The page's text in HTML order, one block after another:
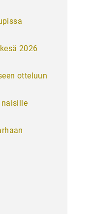
2026
otteluun
naisille